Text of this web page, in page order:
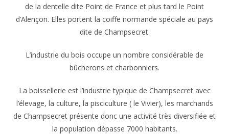
de la dentelle dite Point de France et plus tard le Point
d’Alençon. Elles portent la coiffe normande spéciale au pays
dite de Champsecret.
L’industrie du bois occupe un nombre considérable de
bûcherons et charbonniers.
La boissellerie est l’industrie typique de Champsecret avec
l’élevage, la culture, la pisciculture ( le Vivier), les marchands
de Champsecret présente donc une activité très diversifiée et
la population dépasse 7000 habitants.